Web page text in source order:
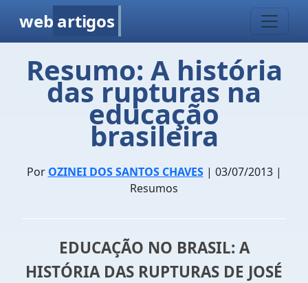
web artigos
Resumo: A história
das rupturas na
educação
brasileira
Por OZINEI DOS SANTOS CHAVES| 03/07/2013 |
Resumos
EDUCAÇÃO NO BRASIL: A
HISTÓRIA DAS RUPTURAS DE JOSÉ